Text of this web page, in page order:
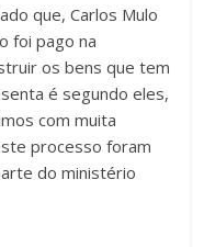
que, Carlos Mulo
foi pago na
os bens que tem
é segundo eles,
com muita
processo foram
do ministério